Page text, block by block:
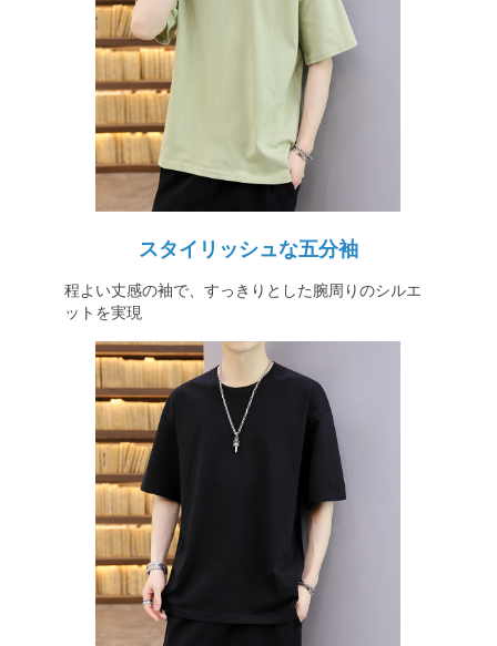
スタイリッシュな五分袖
程よい丈感の袖で、すっきりとした腕周りのシルエ
ットを実現